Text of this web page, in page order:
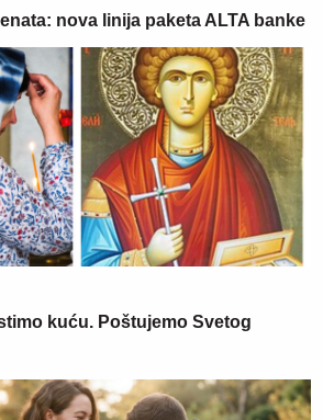
nova linija paketa ALTA banke
kuću. Poštujemo Svetog